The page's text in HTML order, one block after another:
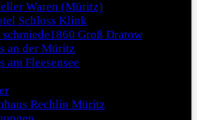
Waren (Müritz)
Schloss Klink
Groß Dratow
an der Müritz
am Fleesensee
Rechlin Müritz